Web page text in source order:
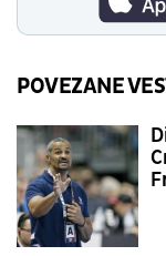
POVEZANE